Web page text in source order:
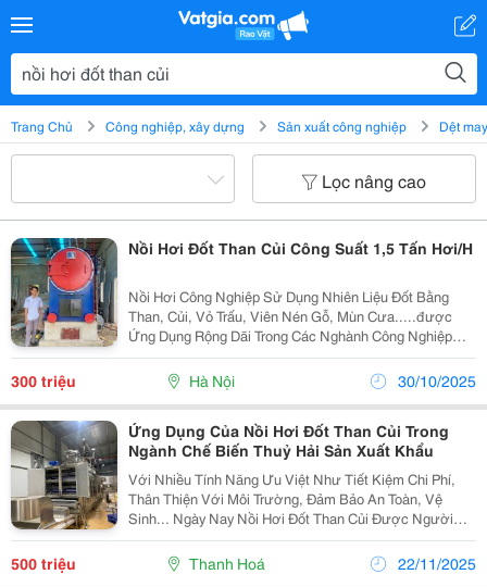
Trang Chủ Công nghiệp, xây dựng Sản xuất công nghiệp Dệt
Lọc nâng cao
Nồi Hơi Đốt Than Củi Công Suất 1,5 Tấn Hơi/H
Nồi Hơi Công Nghiệp Sử Dụng Nhiên Liệu Đốt Bằng
Than, Củi, Vỏ Trấu, Viên Nén Gỗ, Mùn Cưa.....được
Ứng Dụng Rộng Dãi Trong Các Nghành Công Nghiệp
Như May Mặc Xuất Khẩu, Dầy Dép Xuất Khẩu, Chế
Biến Thực Phẩm, Nông Sản Xuất Khẩu, Gỗ Xuất
Khẩu....vv Tr
300 triệu Hà Nội 30/10/2025
Ứng Dụng Của Nồi Hơi Đốt Than Củi Trong
Ngành Chế Biến Thuỷ Hải Sản Xuất Khẩu
Với Nhiều Tính Năng Ưu Việt Như Tiết Kiệm Chi Phí,
Thân Thiện Với Môi Trường, Đảm Bảo An Toàn, Vệ
Sinh... Ngày Nay Nồi Hơi Đốt Than Củi Được Người
Dân Miền Biển Lựa Chọn Để Phục Vụ Cho Quá Trình
Hấp, Sấy Các Loại Thuỷ Sản Xuất Khẩu Sang Các
Nước...
500 triệu Thanh Hoá 22/11/2025